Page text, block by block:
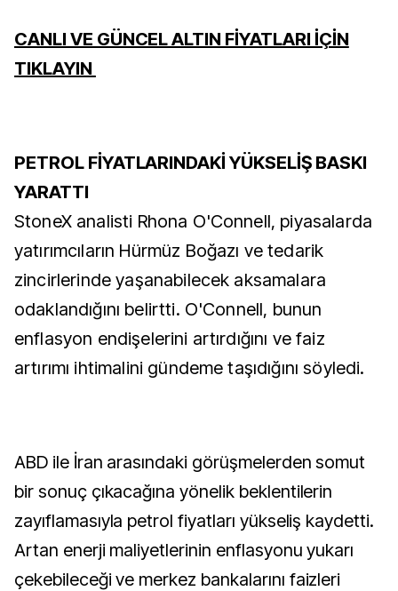
CANLI VE GÜNCEL ALTIN FİYATLARI İÇİN
TIKLAYIN
PETROL FİYATLARINDAKİ YÜKSELİŞ BASKI
YARATTI
StoneX analisti Rhona O'Connell, piyasalarda
yatırımcıların Hürmüz Boğazı ve tedarik
zincirlerinde yaşanabilecek aksamalara
odaklandığını belirtti. O'Connell, bunun
enflasyon endişelerini artırdığını ve faiz
artırımı ihtimalini gündeme taşıdığını söyledi.
ABD ile İran arasındaki görüşmelerden somut
bir sonuç çıkacağına yönelik beklentilerin
zayıflamasıyla petrol fiyatları yükseliş kaydetti.
Artan enerji maliyetlerinin enflasyonu yukarı
çekebileceği ve merkez bankalarını faizleri